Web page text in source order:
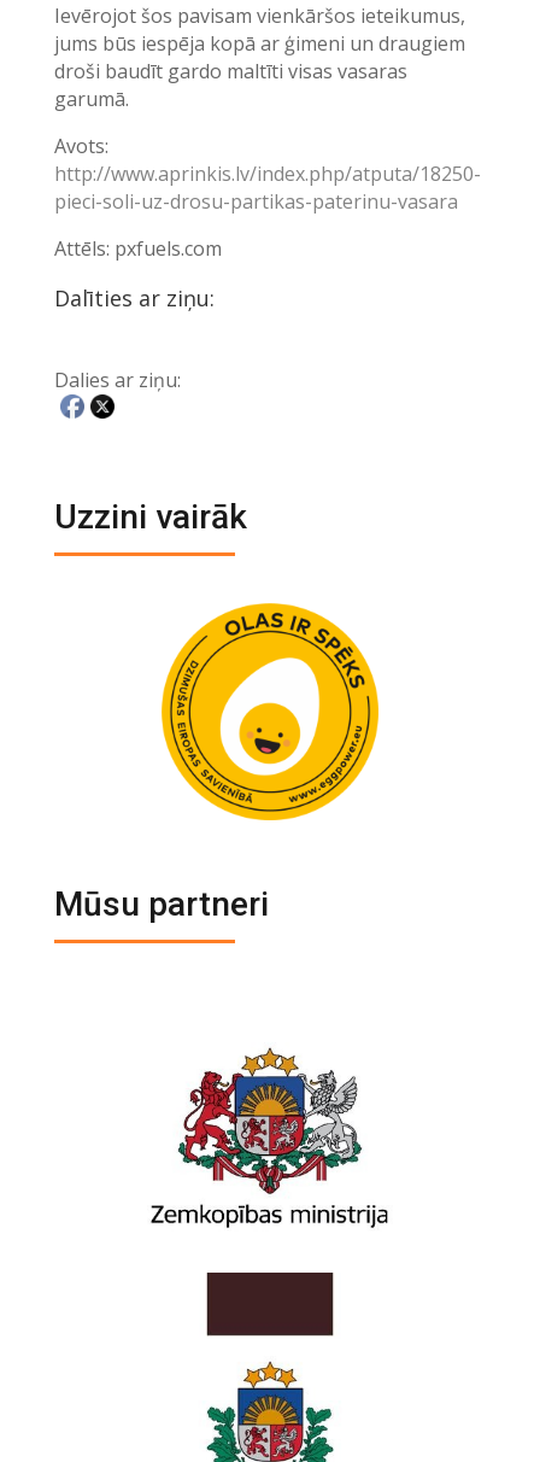
Ievērojot šos pavisam vienkāršos ieteikumus,
jums būs iespēja kopā ar ģimeni un draugiem
droši baudīt gardo maltīti visas vasaras
garumā.
Avots:
http://www.aprinkis.lv/index.php/atputa/18250-
pieci-soli-uz-drosu-partikas-paterinu-vasara
Attēls: pxfuels.com
Dalīties ar ziņu:
Dalies ar ziņu:
Uzzini vairāk
Mūsu partneri